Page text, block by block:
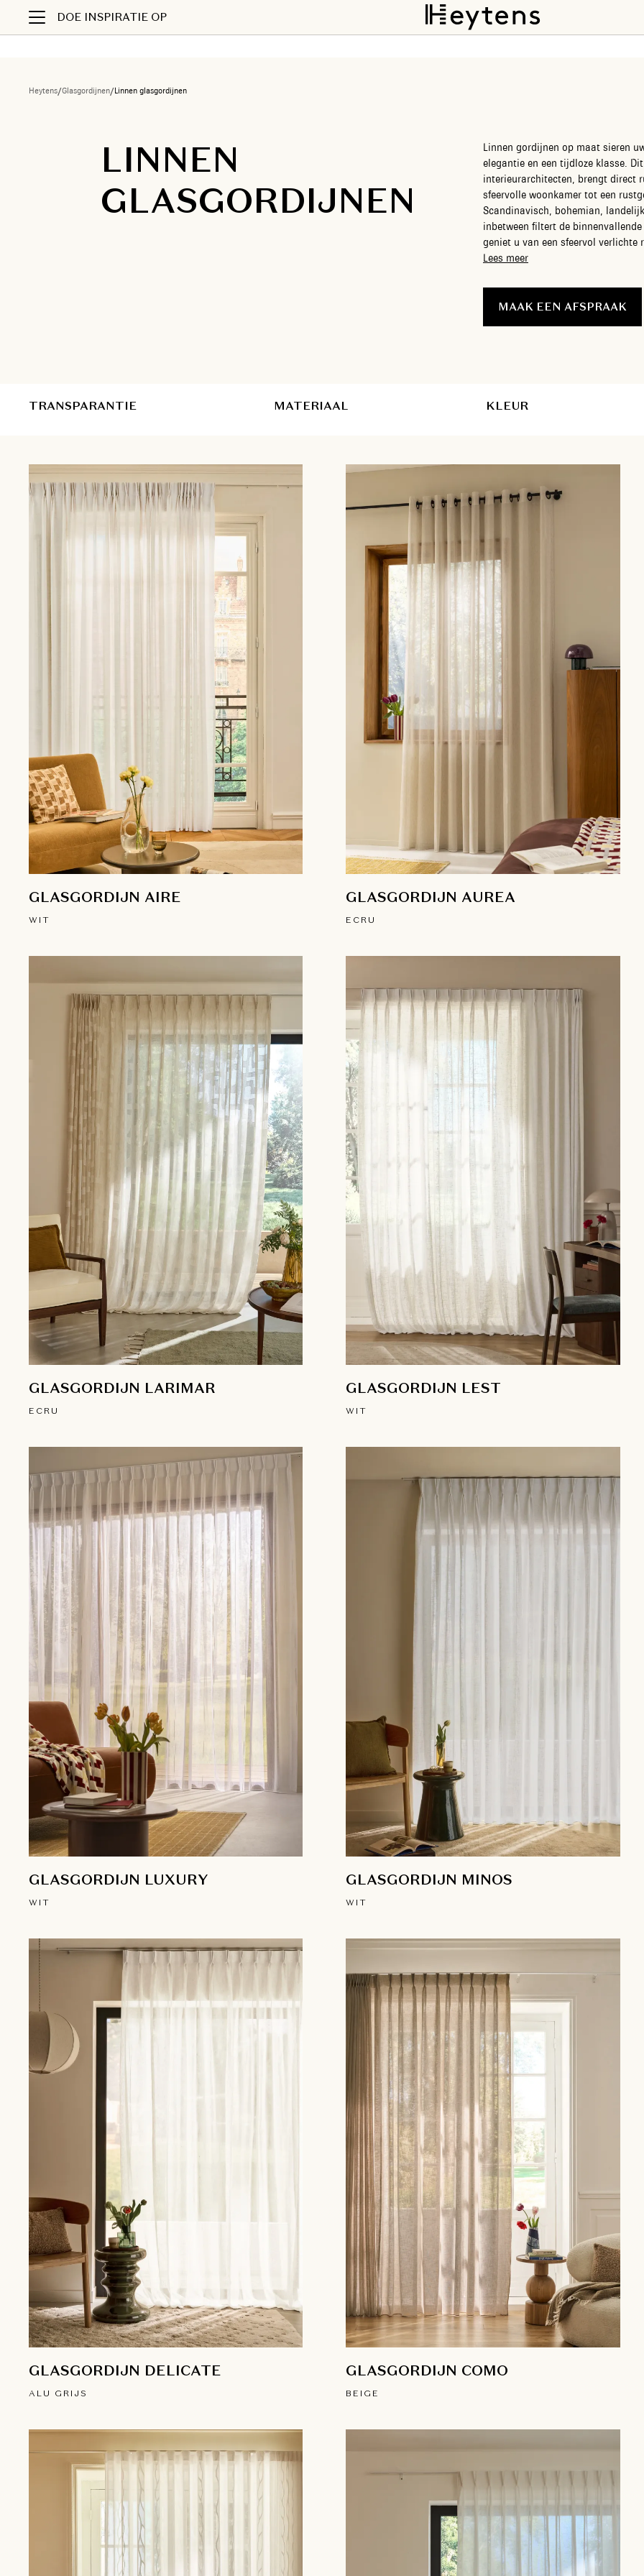
DOE INSPIRATIE OP
Heytens/Glasgordijnen/Linnen glasgordijnen
LINNEN
GLASGORDIJNEN
Linnen gordijnen op maat sieren
elegantie en een tijdloze klasse.
interieurarchitecten, brengt direct
sfeervolle woonkamer tot een
Scandinavisch, bohemian,
inbetween filtert de
geniet u van een sfeervol
tegen ongewenste inkijk. Bij
en trendy kleuren. Onze
met onze vertrouwde service: van
Lees meer
MAAK EEN AFSPRAAK
TRANSPARANTIE MATERIAAL KLEUR
GLASGORDIJN AIRE
WIT
GLASGORDIJN AUREA
ECRU
GLASGORDIJN LARIMAR
ECRU
GLASGORDIJN LEST
WIT
GLASGORDIJN LUXURY
WIT
GLASGORDIJN MINOS
WIT
GLASGORDIJN DELICATE
ALU GRIJS
GLASGORDIJN COMO
BEIGE